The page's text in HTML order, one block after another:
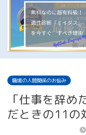
職場の人間関係のお悩み
「仕事を辞
だときの11の